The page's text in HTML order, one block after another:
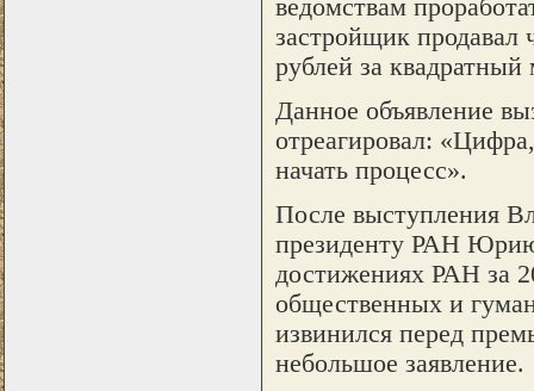
ведомствам
застройщик продавал
рублей за квадратный
Данное объявление
отреагировал:
начать процесс».
После выступления
президенту РАН
достижениях РАН за
общественных и
извинился перед
небольшое заявление.